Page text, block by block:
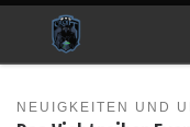
Zum Inhalt springen
NEUIGKEITEN UND